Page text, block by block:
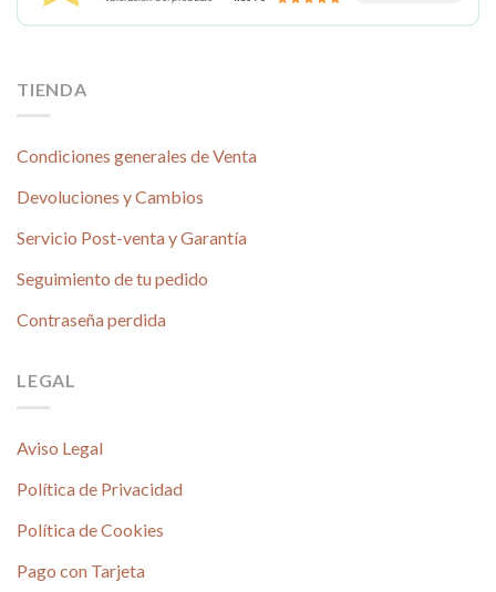
TIENDA
Condiciones generales de Venta
Devoluciones y Cambios
Servicio Post-venta y Garantía
Seguimiento de tu pedido
Contraseña perdida
LEGAL
Aviso Legal
Política de Privacidad
Política de Cookies
Pago con Tarjeta